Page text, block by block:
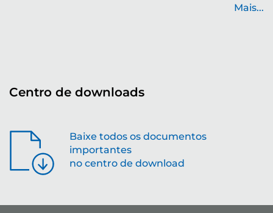
Mais...
Centro de downloads
Baixe todos os documentos
importantes
no centro de download